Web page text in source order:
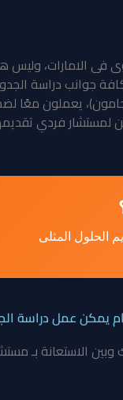
الامارات، وليس
جوانب دراسة
يعملون معًا
لمستشار فردي
الحلول المثلى
يمكن عمل دراسة
الاستعانة بـ